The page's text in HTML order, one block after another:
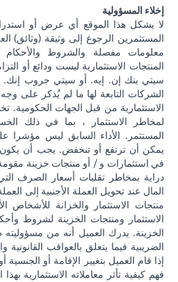
إخلاء المسؤولية
لا يشكل هذا الموقع أي عرض أو
المستثمرين الرجوع إلى وثيقة
معلومات مفصلة والشروط والأحكام
المنتجات الاستثمارية ليست ودائع أو
سيتي بنك إن. إيه. أو سيتي جروب إنك.
الشركات التابعة لها ما لم يُذكر على وجه
الاستثمارية من قبل الجهات الحكومية.
لمخاطر الاستثمار ، بما في ذلك
المستثمر. الأداء السابق ليس مؤشرا على
يمكن أن ترتفع أو تنخفض. يجب أن يكون
في استثمارات و / أو منتجات خزينة
دراية بمخاطر تقلبات أسعار الصرف
المال عند تحويل العملة الأجنبية إلى
منتجات الاستثمار والخزانة للأشخاص
الاستثمار ومنتجات الخزينة لشروط
الخزينة. يدرك العميل أنه من
الضريبية فيما يتعلق بالعواقب القانونية
إذا قام العميل بتغيير الإقامة أو
فهم كيفية تأثر معاملاته الاستثمارية بهذا